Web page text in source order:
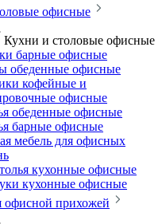
офисные
Кухни и столовые офисные
барные офисные
обеденные офисные
кофейные и
офисные
обеденные офисные
барные офисные
мебель для офисных
кухонные офисные
кухонные офисные
офисной прихожей